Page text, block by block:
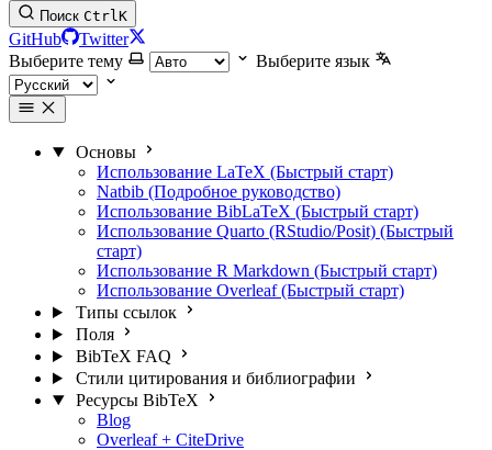
Поиск CtrlK
GitHub
Twitter
Выберите тему
Выберите язык
Основы
Использование LaTeX (Быстрый старт)
Natbib (Подробное руководство)
Использование BibLaTeX (Быстрый старт)
Использование Quarto (RStudio/Posit) (Быстрый
старт)
Использование R Markdown (Быстрый старт)
Использование Overleaf (Быстрый старт)
Типы ссылок
Поля
BibTeX FAQ
Стили цитирования и библиографии
Ресурсы BibTeX
Blog
Overleaf + CiteDrive